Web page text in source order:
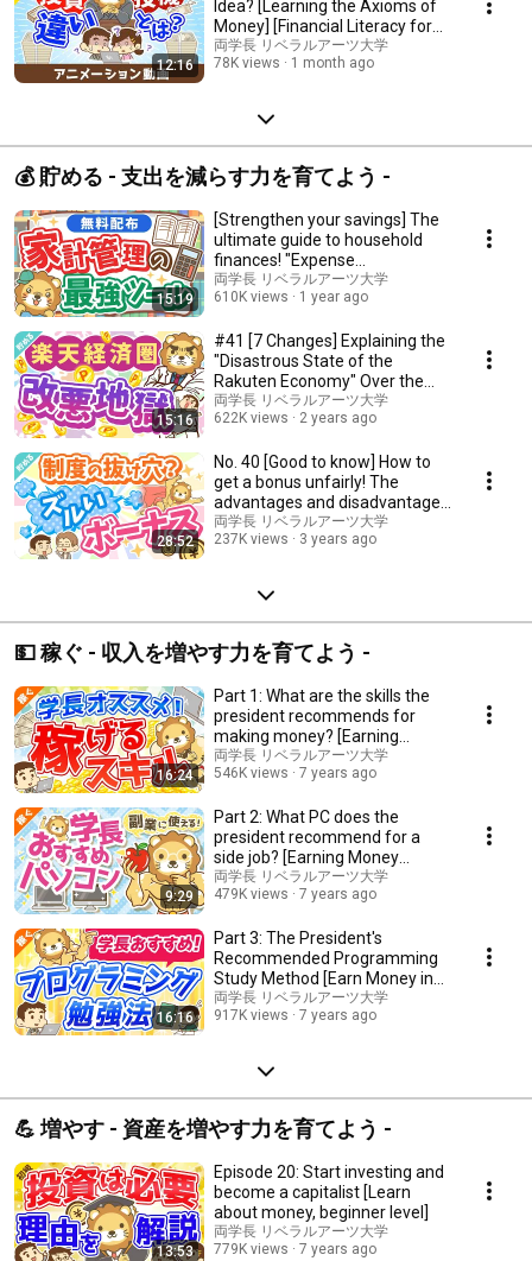
12:16
Idea? [Learning the Axioms of
Money] [Financial Literacy for
Beginner...
両学長 リベラルアーツ大学
78K views
1 month ago
💰 貯める - 支出を減らす力を育てよう -
15:19
[Strengthen your savings] The
ultimate guide to household
finances! "Expense
Management + Life Pl...
両学長 リベラルアーツ大学
610K views
1 year ago
15:16
#41 [7 Changes] Explaining the
"Disastrous State of the
Rakuten Economy" Over the
Past Year [Savi...
両学長 リベラルアーツ大学
622K views
2 years ago
28:52
No. 40 [Good to know] How to
get a bonus unfairly! The
advantages and disadvantages
of "pre-deter...
両学長 リベラルアーツ大学
237K views
3 years ago
💵 稼ぐ - 収入を増やす力を育てよう -
16:24
Part 1: What are the skills the
president recommends for
making money? [Earning
Money in Practice]
両学長 リベラルアーツ大学
546K views
7 years ago
9:29
Part 2: What PC does the
president recommend for a
side job? [Earning Money
Practical Edition]
両学長 リベラルアーツ大学
479K views
7 years ago
16:16
Part 3: The President's
Recommended Programming
Study Method [Earn Money in
Practice]
両学長 リベラルアーツ大学
917K views
7 years ago
💪 増やす - 資産を増やす力を育てよう -
13:53
Episode 20: Start investing and
become a capitalist [Learn
about money, beginner level]
両学長 リベラルアーツ大学
779K views
7 years ago